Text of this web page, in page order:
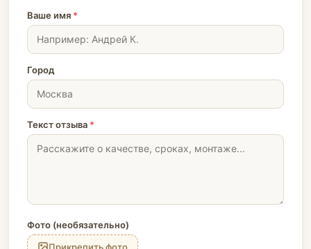
Ваше имя *
Город
Текст отзыва *
Фото (необязательно)